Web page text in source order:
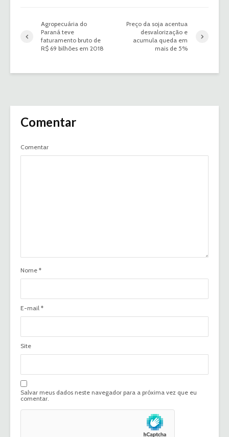
Agropecuária do
Paraná teve
faturamento bruto de
R$ 69 bilhões em 2018
Preço da soja acentua
desvalorização e
acumula queda em
mais de 5%
Comentar
Comentar
Nome *
E-mail *
Site
Salvar meus dados neste navegador para a próxima vez que eu
comentar.